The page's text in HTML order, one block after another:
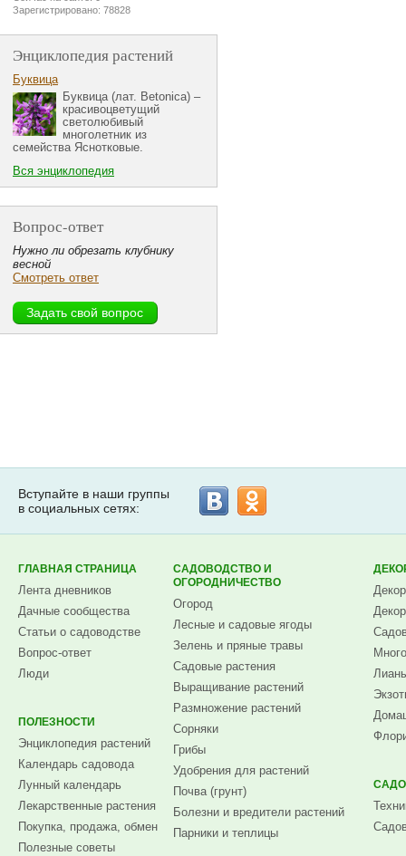
Зарегистрировано: 78828
Энциклопедия растений
Буквица
Буквица (лат. Betonica) –
красивоцветущий
светолюбивый
многолетник из
семейства Яснотковые.
Вся энциклопедия
Вопрос-ответ
Нужно ли обрезать клубнику
весной
Смотреть ответ
Вступайте в наши группы
в социальных сетях:
ГЛАВНАЯ СТРАНИЦА
Лента дневников
Дачные сообщества
Статьи о садоводстве
Вопрос-ответ
Люди
ПОЛЕЗНОСТИ
Энциклопедия растений
Календарь садовода
Лунный календарь
Лекарственные растения
Покупка, продажа, обмен
Полезные советы
САДОВОДСТВО И
ОГОРОДНИЧЕСТВО
Огород
Лесные и садовые ягоды
Зелень и пряные травы
Садовые растения
Выращивание растений
Размножение растений
Сорняки
Грибы
Удобрения для растений
Почва (грунт)
Болезни и вредители растений
Парники и теплицы